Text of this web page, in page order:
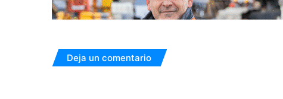
Deja un comentario